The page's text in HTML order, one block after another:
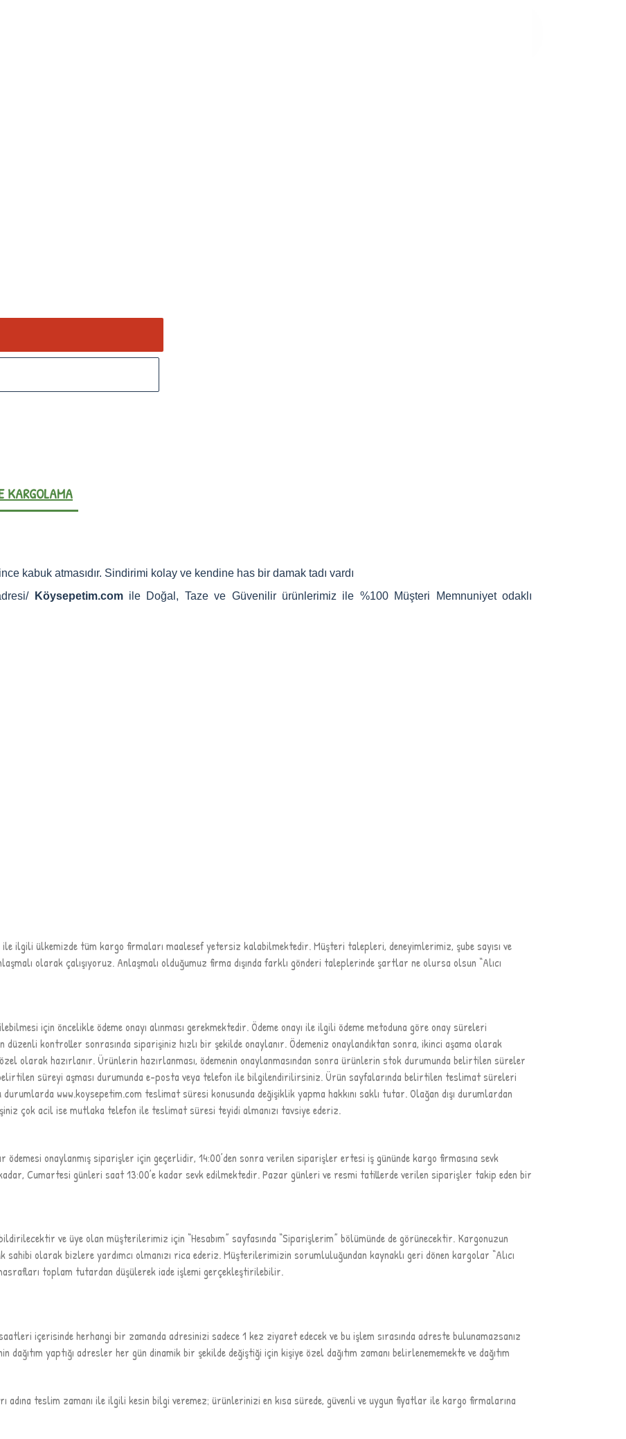
KARGOLAMA
kabuk atmasıdır. Sindirimi kolay ve kendine has bir damak tadı vardı
Köysepetim.comile Doğal, Taze ve Güvenilir ürünlerimiz ile %100 Müşteri Memnuniyet odaklı
ilgili ülkemizde tüm kargo firmaları maalesef yetersiz kalabilmektedir. Müşteri talepleri, deneyimlerimiz, şube sayısı ve
olarak çalışıyoruz. Anlaşmalı olduğumuz firma dışında farklı gönderi taleplerinde şartlar ne olursa olsun “Alıcı
için öncelikle ödeme onayı alınması gerekmektedir. Ödeme onayı ile ilgili ödeme metoduna göre onay süreleri
kontroller sonrasında siparişiniz hızlı bir şekilde onaylanır. Ödemeniz onaylandıktan sonra, ikinci aşama olarak
olarak hazırlanır. Ürünlerin hazırlanması, ödemenin onaylanmasından sonra ürünlerin stok durumunda belirtilen süreler
belirtilen süreyi aşması durumunda e-posta veya telefon ile bilgilendirilirsiniz. Ürün sayfalarında belirtilen teslimat süreleri
www.koysepetim.com teslimat süresi konusunda değişiklik yapma hakkını saklı tutar. Olağan dışı durumlardan
çok acil ise mutlaka telefon ile teslimat süresi teyidi almanızı tavsiye ederiz.
ödemesi onaylanmış siparişler için geçerlidir, 14:00’den sonra verilen siparişler ertesi iş gününde kargo firmasına sevk
Cumartesi günleri saat 13:00’e kadar sevk edilmektedir. Pazar günleri ve resmi tatillerde verilen siparişler takip eden bir
ve üye olan müşterilerimiz için “Hesabım” sayfasında “Siparişlerim” bölümünde de görünecektir. Kargonuzun
olarak bizlere yardımcı olmanızı rica ederiz. Müşterilerimizin sorumluluğundan kaynaklı geri dönen kargolar “Alıcı
toplam tutardan düşülerek iade işlemi gerçekleştirilebilir.
içerisinde herhangi bir zamanda adresinizi sadece 1 kez ziyaret edecek ve bu işlem sırasında adreste bulunamazsanız
yaptığı adresler her gün dinamik bir şekilde değiştiği için kişiye özel dağıtım zamanı belirlenememekte ve dağıtım
adına teslim zamanı ile ilgili kesin bilgi veremez; ürünlerinizi en kısa sürede, güvenli ve uygun fiyatlar ile kargo firmalarına